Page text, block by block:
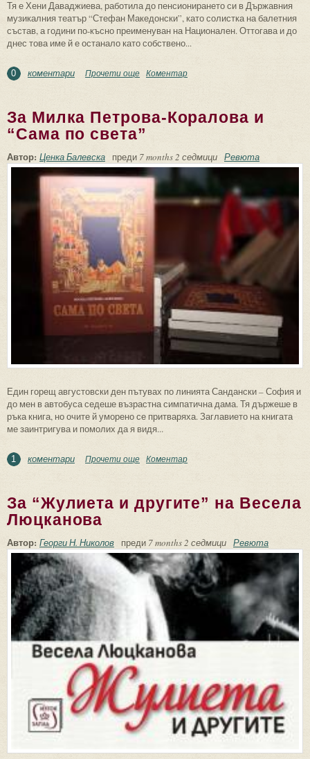
Тя е Хени Даваджиева, работила до пенсионирането си в Държавния
музикалния театър “Стефан Македонски”, като солистка на балетния
състав, а години по-късно преименуван на Национален. Оттогава и до
днес това име й е останало като собствено...
0 коментари Прочети още about Прима-балерината на Националния
Коментар
За Милка Петрова-Коралова и
“Сама по света”
Автор: Ценка Балевска преди 7 months 2 седмици Ревюта
Един горещ августовски ден пътувах по линията Сандански – София и
до мен в автобуса седеше възрастна симпатична дама. Тя държеше в
ръка книга, но очите й уморено се притваряха. Заглавието на книгата
ме заинтригува и помолих да я видя...
1 коментари Прочети още about За Милка Петрова-Коралова и
Коментар
За “Жулиета и другите” на Весела
Люцканова
Автор: Георги Н. Николов преди 7 months 2 седмици Ревюта